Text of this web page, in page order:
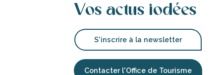
Vos actus iodées
S'inscrire à la newsletter
Contacter l'Office de Tourisme